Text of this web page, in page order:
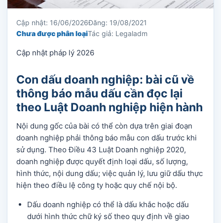
Cập nhật: 16/06/2026Đăng: 19/08/2021
Chưa được phân loạiTác giả: Legaladm
Cập nhật pháp lý 2026
Con dấu doanh nghiệp: bài cũ về
thông báo mẫu dấu cần đọc lại
theo Luật Doanh nghiệp hiện hành
Nội dung gốc của bài có thể còn dựa trên giai đoạn
doanh nghiệp phải thông báo mẫu con dấu trước khi
sử dụng. Theo Điều 43 Luật Doanh nghiệp 2020,
doanh nghiệp được quyết định loại dấu, số lượng,
hình thức, nội dung dấu; việc quản lý, lưu giữ dấu thực
hiện theo điều lệ công ty hoặc quy chế nội bộ.
Dấu doanh nghiệp có thể là dấu khắc hoặc dấu
dưới hình thức chữ ký số theo quy định về giao